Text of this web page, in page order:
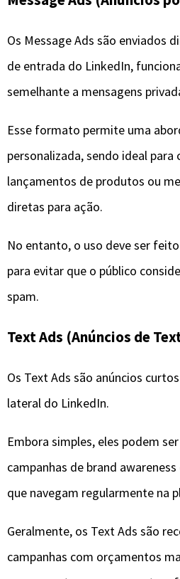
Os Message Ads são enviados
de entrada do LinkedIn,
semelhante a mensagens
Esse formato permite uma
personalizada, sendo ideal
lançamentos de produtos ou
diretas para ação.
No entanto, o uso deve ser
para evitar que o público
spam.
Text Ads (Anúncios de
Os Text Ads são anúncios
lateral do LinkedIn.
Embora simples, eles podem
campanhas de brand
que navegam regularmente na
Geralmente, os Text Ads são
campanhas com orçamentos